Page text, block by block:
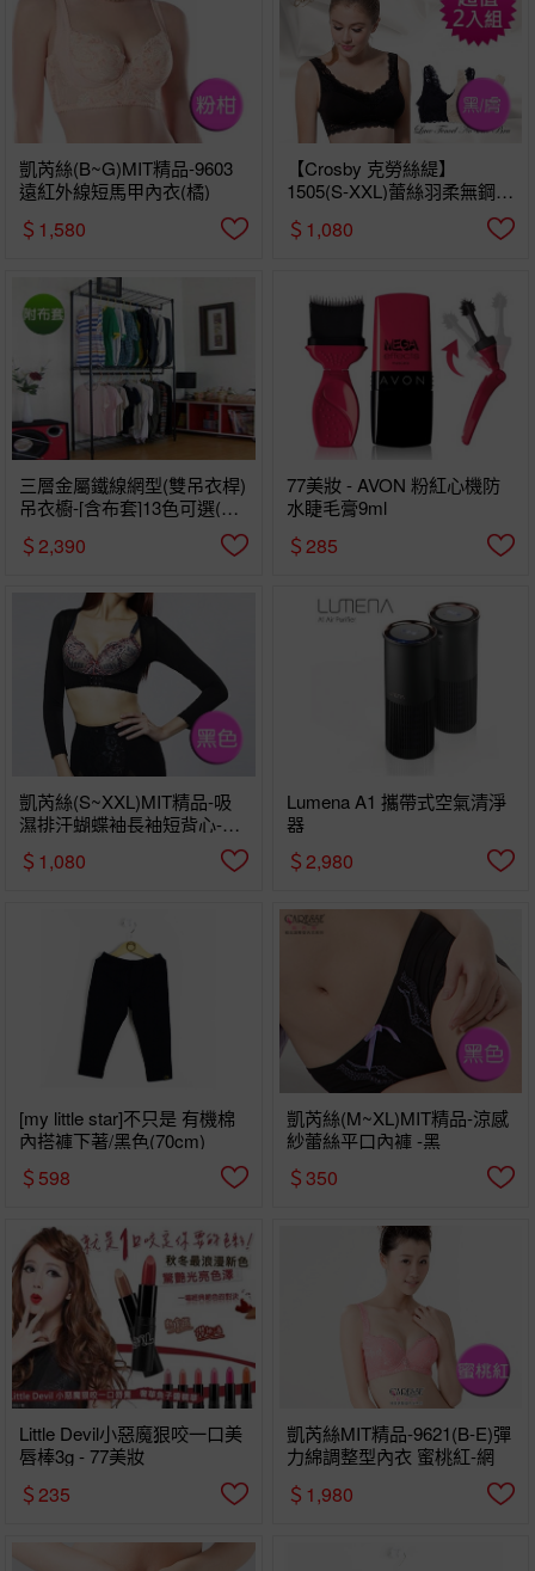
凱芮絲(B~G)MIT精品-9603
遠紅外線短馬甲內衣(橘)
＄1,580
【Crosby 克勞絲緹】
1505(S-XXL)蕾絲羽柔無鋼圈
＄1,080
三層金屬鐵線網型(雙吊衣桿)
吊衣櫥-[含布套]13色可選(鑽
＄2,390
77美妝 - AVON 粉紅心機防
水睫毛膏9ml
＄285
凱芮絲(S~XXL)MIT精品-吸
濕排汗蝴蝶袖長袖短背心-秋
冬款
＄1,080
Lumena A1 攜帶式空氣清淨
器
＄2,980
[my little star]不只是 有機棉
內搭褲下著/黑色(70cm)
＄598
凱芮絲(M~XL)MIT精品-涼感
紗蕾絲平口內褲 -黑
＄350
Little Devil小惡魔狠咬一口美
唇棒3g - 77美妝
＄235
凱芮絲MIT精品-9621(B-E)彈
力綿調整型內衣 蜜桃紅-網
＄1,980